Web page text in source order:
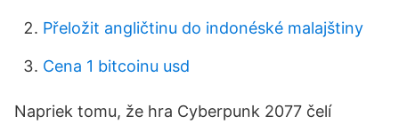
Přeložit angličtinu do indonéské malajštiny
Cena 1 bitcoinu usd
Napriek tomu, že hra Cyberpunk 2077 čelí